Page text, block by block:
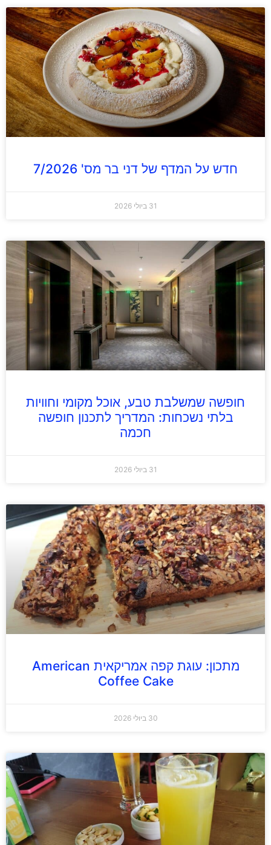
חדש על המדף של דני בר מס' 7/2026
31 ביולי 2026
חופשה שמשלבת טבע, אוכל מקומי וחוויות
בלתי נשכחות: המדריך לתכנון חופשה
חכמה
31 ביולי 2026
מתכון: עוגת קפה אמריקאית American
Coffee Cake
30 ביולי 2026